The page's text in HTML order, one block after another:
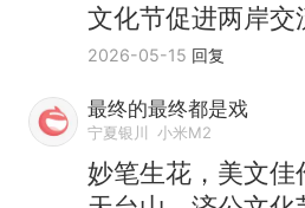
文化节促进两岸交
2026-05-15 回复
最终的最终都是戏
宁夏银川 小米M2
妙笔生花，美文佳